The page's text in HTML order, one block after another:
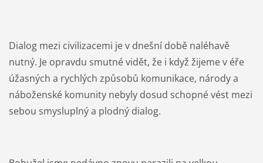
Dialog mezi civilizacemi je v dnešní době naléhavě
nutný. Je opravdu smutné vidět, že i když žijeme v éře
úžasných a rychlých způsobů komunikace, národy a
náboženské komunity nebyly dosud schopné vést mezi
sebou smysluplný a plodný dialog.